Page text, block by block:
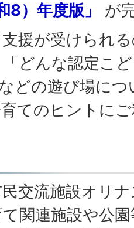
）年度版」
が
支援が受けられ
どんな認定こ
どの遊び場に
てのヒントに
交流施設オリ
関連施設や公